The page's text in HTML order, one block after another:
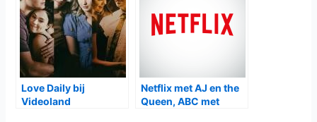
Love Daily bij
Videoland
Netflix met AJ en the
Queen, ABC met